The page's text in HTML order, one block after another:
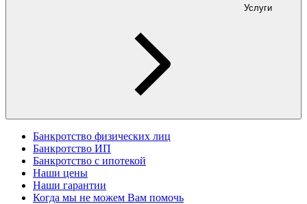
Услуги
Банкротство физических лиц
Банкротство ИП
Банкротство с ипотекой
Наши цены
Наши гарантии
Когда мы не можем Вам помочь